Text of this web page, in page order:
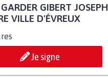
GIBERT JOSEPH
VILLE D'ÉVREUX
Je signe